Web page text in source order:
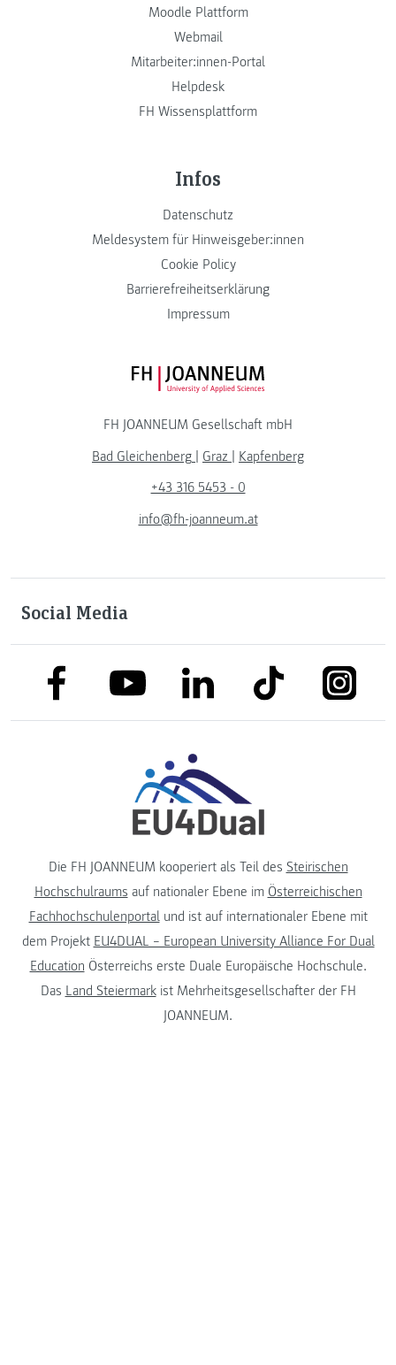
Moodle Plattform
Webmail
Mitarbeiter:innen-Portal
Helpdesk
FH Wissensplattform
Infos
Datenschutz
Meldesystem für Hinweisgeber:innen
Cookie Policy
Barrierefreiheitserklärung
Impressum
FH JOANNEUM Logo
FH JOANNEUM Gesellschaft mbH
Bad Gleichenberg | Graz | Kapfenberg
+43 316 5453 - 0
info@fh-joanneum.at
Social Media
link to facebooklink to youtubelink to linkedinlink to tiktok link to
Die FH JOANNEUM kooperiert als Teil des Steirischen
Hochschulraums auf nationaler Ebene im Österreichischen
Fachhochschulenportalund ist auf internationaler Ebene mit
dem Projekt EU4DUAL – European University Alliance For Dual
Education Österreichs erste Duale Europäische Hochschule.
Das Land Steiermarkist Mehrheitsgesellschafter der FH
JOANNEUM.